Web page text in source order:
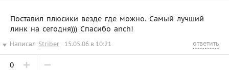
Поставил плюсики везде где можно. Самый лучший
линк на сегодня))) Спасибо anch!
Написал Striber 15.05.06 в 10:21 ответить
0